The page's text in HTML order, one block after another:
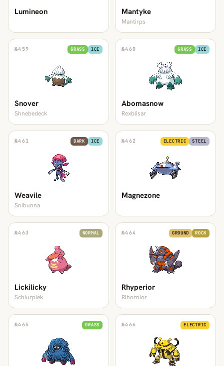
Lumineon Mantyke
Mantirps
№459 GRASS ICE
Snover
Shnebedeck
№460 GRASS ICE
Abomasnow
Rexblisar
№461 DARK ICE
Weavile
Snibunna
№462 ELECTRIC STEEL
Magnezone
№463 NORMAL
Lickilicky
Schlurplek
№464 GROUND ROCK
Rhyperior
Rihornior
№465 GRASS №466 ELECTRIC